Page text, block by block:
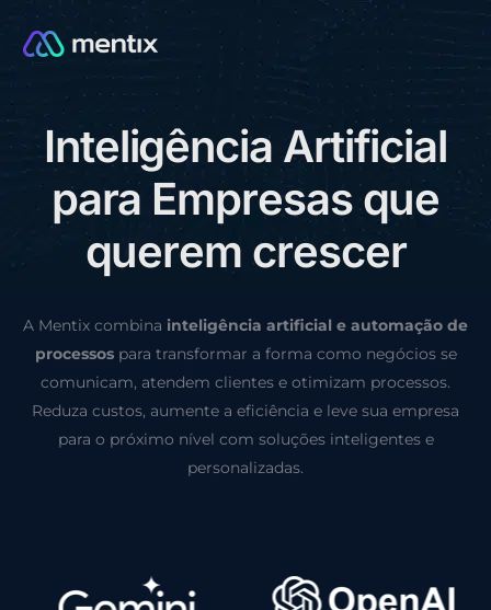
Inteligência Artificial
para Empresas que
querem crescer
A Mentix combina inteligência artificial e automação de
processospara transformar a forma como negócios se
comunicam, atendem clientes e otimizam processos.
Reduza custos, aumente a eficiência e leve sua empresa
para o próximo nível com soluções inteligentes e
personalizadas.
CONSULTORIA GRÁTIS